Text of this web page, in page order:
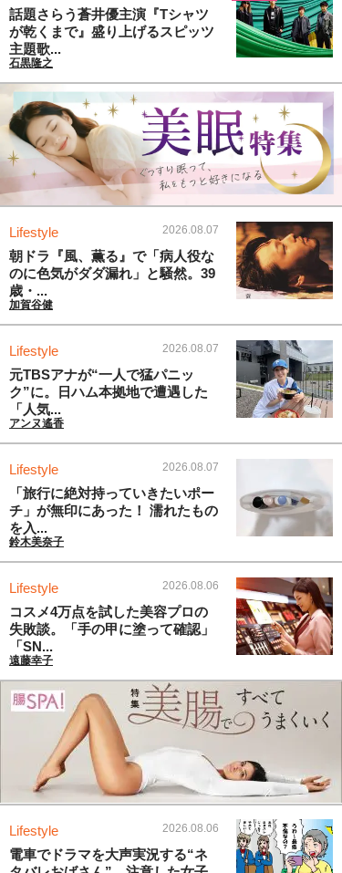
話題さらう蒼井優主演『Tシャツ
が乾くまで』盛り上げるスピッツ
主題歌...
石黒隆之
Lifestyle 2026.08.07
朝ドラ『風、薫る』で「病人役な
のに色気がダダ漏れ」と騒然。39
歳・...
加賀谷健
Lifestyle 2026.08.07
元TBSアナが“一人で猛パニッ
ク”に。日ハム本拠地で遭遇した
「人気...
アンヌ遙香
Lifestyle 2026.08.07
「旅行に絶対持っていきたいポー
チ」が無印にあった！ 濡れたもの
を入...
鈴木美奈子
Lifestyle 2026.08.06
コスメ4万点を試した美容プロの
失敗談。「手の甲に塗って確認」
「SN...
遠藤幸子
Lifestyle 2026.08.06
電車でドラマを大声実況する“ネ